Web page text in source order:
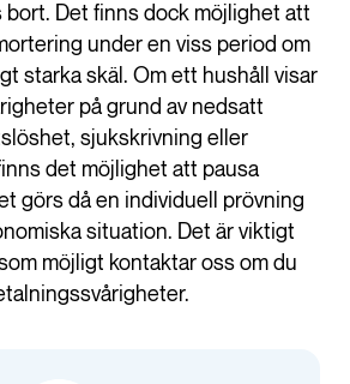
Det finns dock möjlighet att
under en viss period om
starka skäl. Om ett hushåll visar
på grund av nedsatt
sjukskrivning eller
det möjlighet att pausa
görs då en individuell prövning
situation. Det är viktigt
möjligt kontaktar oss om du